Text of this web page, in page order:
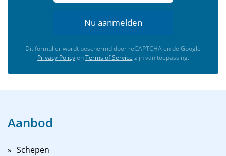
Nu aanmelden
Dit formulier wordt beschermd door reCAPTCHA en de Google
Privacy PolicyenTerms of Service zijn van toepassing.
Aanbod
Schepen